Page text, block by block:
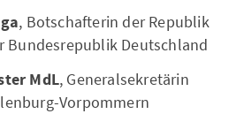
, Botschafterin der Republik
Bundesrepublik Deutschland
MdL, Generalsekretärin
Vorpommern